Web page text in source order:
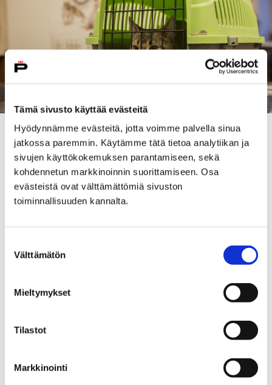
Tämä sivusto käyttää evästeitä
Hyödynnämme evästeitä, jotta voimme palvella sinua
jatkossa paremmin. Käytämme tätä tietoa analytiikan ja
sivujen käyttökokemuksen parantamiseen, sekä
kohdennetun markkinoinnin suorittamiseen. Osa
evästeistä ovat välttämättömiä sivuston
toiminnallisuuden kannalta.
valinta
Välttämätön
Mieltymykset
Tilastot
Markkinointi
Eläinsuojelulain mukaisesti kunnan tulee järjestää
löytöeläinten hoito 15 päivän ajaksi. Porin kaupungilla
on ollut sopimus löytöeläinten hoitamisesta neljän eri
yrityksen kanssa ympäristöterveydenhuollon
yhteistoiminta-alueella.
kaupungin palveluntuottajalta edellyttämät palvelu-
ja tilavaatimukset, selventää eläinlääkintäyksikön
oikeuskäytännön asettamat vaatimukset.
Tarjouksia